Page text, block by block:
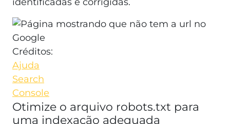
Créditos:
Ajuda
Search
Console
Otimize o arquivo robots.txt para
uma indexação adequada